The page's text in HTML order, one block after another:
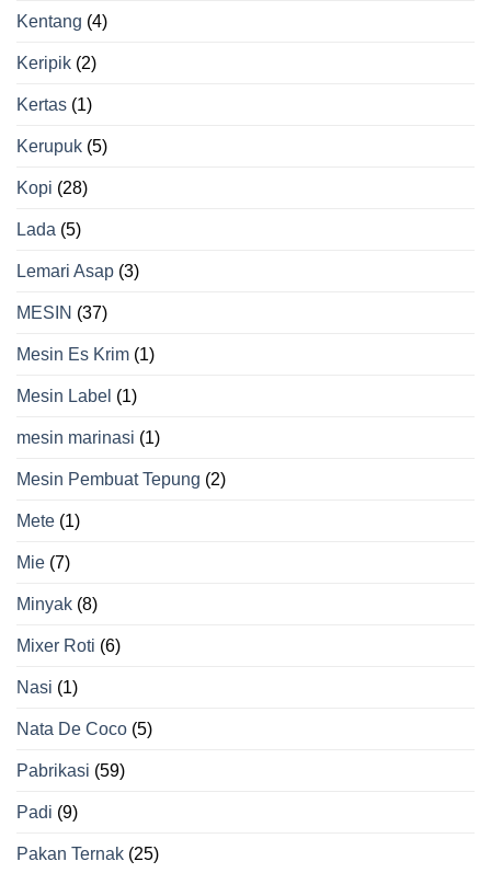
Kentang (4)
Keripik (2)
Kertas (1)
Kerupuk (5)
Kopi (28)
Lada (5)
Lemari Asap (3)
MESIN (37)
Mesin Es Krim (1)
Mesin Label (1)
mesin marinasi (1)
Mesin Pembuat Tepung (2)
Mete (1)
Mie (7)
Minyak (8)
Mixer Roti (6)
Nasi (1)
Nata De Coco (5)
Pabrikasi (59)
Padi (9)
Pakan Ternak (25)